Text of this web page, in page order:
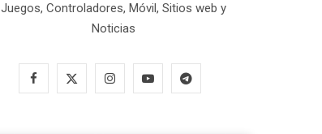
Juegos, Controladores, Móvil, Sitios web y
Noticias
F I Y T